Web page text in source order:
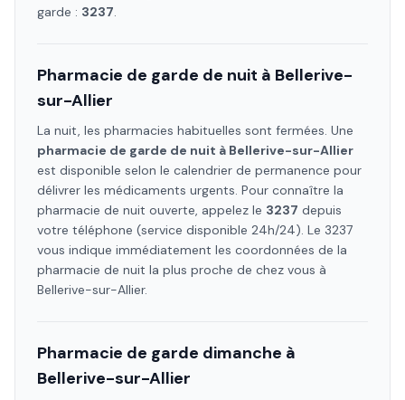
garde : 3237.
Pharmacie de garde de nuit à Bellerive-
sur-Allier
La nuit, les pharmacies habituelles sont fermées. Une
pharmacie de garde de nuit à Bellerive-sur-Allier
est disponible selon le calendrier de permanence pour
délivrer les médicaments urgents. Pour connaître la
pharmacie de nuit ouverte, appelez le 3237 depuis
votre téléphone (service disponible 24h/24). Le 3237
vous indique immédiatement les coordonnées de la
pharmacie de nuit la plus proche de chez vous à
Bellerive-sur-Allier.
Pharmacie de garde dimanche à
Bellerive-sur-Allier